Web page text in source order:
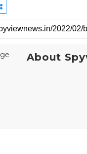
About